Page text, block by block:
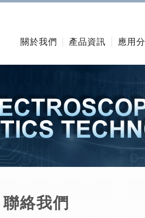
關於我們 產品資訊 應用
聯絡我們